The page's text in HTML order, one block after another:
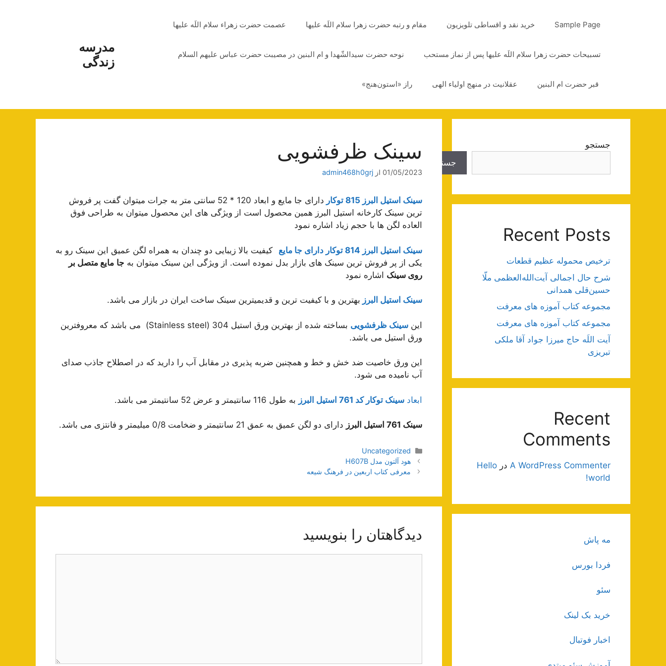
مدرسه
زندگی
Sample Page خرید نقد و اقساطی تلویزیون مقام و رتبه حضرت زهرا سلام اللَه علیها عصمت حضرت زهراء سلام اللَه علیها
تسبیحات حضرت زهرا سلام اللَه علیها پس از نماز مستحب نوحه حضرت سیدالشّهدا و ام البنین در مصیبت حضرت عباس علیهم السلام
قبر حضرت ام البنین عقلانیت در منهج اولیاء الهی راز «استون‌هنج»
سینک ظرفشویی
01/05/2023 از admin468h0grj
سینک استیل البرز 815 توکار
دارای جا مایع و ابعاد 120 * 52 سانتی متر به جرات میتوان گفت پر فروش
ترین سینک کارخانه استیل البرز همین محصول است از ویژگی های این محصول میتوان به طراحی فوق
العاده لگن ها با حجم زیاد اشاره نمود
سینک استیل البرز 814 توکار دارای جا مایع
کیفیت بالا زیبایی دو چندان به همراه لگن عمیق این سینک رو به
یکی از پر فروش ترین سینک های بازار بدل نموده است. از ویژگی این سینک میتوان به جا مایع متصل بر
روی سینک اشاره نمود
سینک استیل البرز بهترین و با کیفیت ترین و قدیمیترین سینک ساخت ایران در بازار می باشد.
این سینک ظرفشویی
بساخته شده از بهترین ورق استیل 304 (Stainless steel) می باشد که معروفترین
ورق استیل می باشد.
این ورق خاصیت ضد خش و خط و همچنین ضربه پذیری در مقابل آب را دارید که در اصطلاح جاذب صدای
آب نامیده می شود.
ابعاد سینک توکار کد 761 استیل البرز به طول 116 سانتیمتر و عرض 52 سانتیمتر می باشد.
سینک 761 استیل البرز دارای دو لگن عمیق به عمق 21 سانتیمتر و ضخامت 0/8 میلیمتر و فانتزی می باشد.
دسته‌ها
Uncategorized
ناوبری
نوشته‌ها
هود آلتون مدل H607B
معرفی کتاب اربعین در فرهنگ شیعه
دیدگاهتان را بنویسید
جستجو
جستجو
Recent Posts
ترخیص محموله عظیم قطعات
شرح حال اجمالی آیت‌الله‌العظمی ملّا
حسین‌قلی همدانی
مجموعه کتاب آموزه های معرفت
مجموعه کتاب آموزه های معرفت
آیت اللَه حاج میرزا جواد آقا ملکی
تبریزی
Recent
Comments
A WordPress Commenter در Hello
world!
مه پاش
فردا بورس
سئو
خرید بک لینک
اخبار فوتبال